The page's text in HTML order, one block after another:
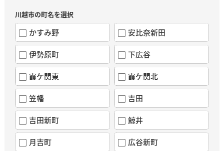
川越市の町名を選択
かすみ野 安比奈新田
伊勢原町 下広谷
霞ケ関東 霞ケ関北
笠幡 吉田
吉田新町 鯨井
月吉町 広谷新町